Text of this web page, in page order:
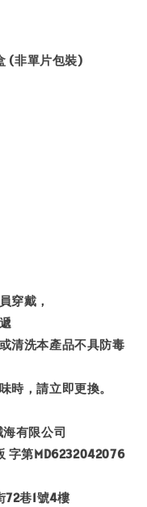
(非單片包裝)
穿戴，
清洗本產品不具防毒
時，請立即更換。
海有限公司
字第MD6232042076
72巷1號4樓